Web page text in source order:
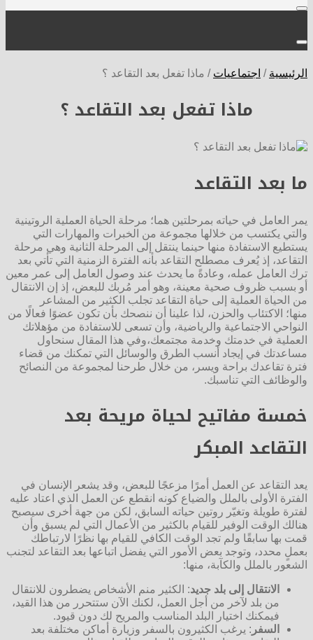
الرئيسية / اجتماعيات / ماذا تفعل بعد التقاعد ؟
ماذا تفعل بعد التقاعد ؟
ما بعد التقاعد
يمر العامل في حياته بمرحلتين هما؛ مرحلة الحياة العملية الروتينية
والتي يكتسب من خلالها مجموعة من الخبرات والمهارات التي
يستطيع الاستفادة منها حينما ينتقل إلى المرحلة الثانية وهي مرحلة
التقاعد، إذ يُعرف مصطلح التقاعد بأنه الفترة الزمنية التي تأتي بعد
ترك العامل عمله، وعادةً ما يحدث عند وصول العامل إلى عمر معين
أو بسبب ظروف صحية معينة، وهو أمر مُربك للبعض، إذ إن الانتقال
من الحياة العملية إلى حياة التقاعد تجلب الكثير من المشاعر
منها؛ الاكتئاب والحزن، لذا علينا أن ننصحك بأن تكون عضوًا فعالًا من
النواحي الاجتماعية والرياضية، وأن تسعى للاستفادة من مؤهلاتك
العملية في خدمتك وخدمة مجتمعك،وفي هذا المقال سنحاول
مساعدتك في إيجاد أنسب الطرق والوسائل التي تمكنك من قضاء
فترة تقاعدك براحة ويسر، من خلال طرحنا لمجموعة من النصائح
والوظائف التي تناسبك.
خمسة مفاتيح لحياة مريحة بعد
التقاعد المبكر
يعد التقاعد عن العمل أمرًا مزعجًا للبعض، وقد يشعر الإنسان في
الفترة الأولى بالملل والضياع كونه انقطع عن العمل الذي اعتاد عليه
لفترة طويلة وتغيّر روتين حياته السابق، لكن من جهة أخرى سيصبح
هنالك الوقت الوفير للقيام بالكثير من الأعمال التي لم يسبق وأن
قمت بها سابقًا ولم تجد الوقت الكافي للقيام بها نظرًا لارتباطك
بعملٍ محدد، وتوجد بعض الأمور التي يفضل اتباعها بعد التقاعد لتجنب
الشعور بالملل والكآبة، منها:
الانتقال إلى بلد جديد: الكثير منم الأشخاص يضطرون للانتقال
من بلد لآخر من أجل العمل، لكنك الآن ستتحرر من هذا القيد،
فيمكنك اختيار البلد المناسب والمريح لك دون قيود.
السفر : يرغب الكثيرون بالسفر وزيارة أماكن مختلفة بعد